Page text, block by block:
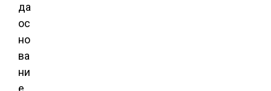
да
ос
но
ва
ни
е